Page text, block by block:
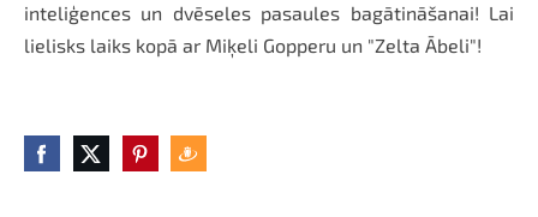
inteliģences un dvēseles pasaules bagātināšanai! Lai
lielisks laiks kopā ar Miķeli Gopperu un "Zelta Ābeli"!